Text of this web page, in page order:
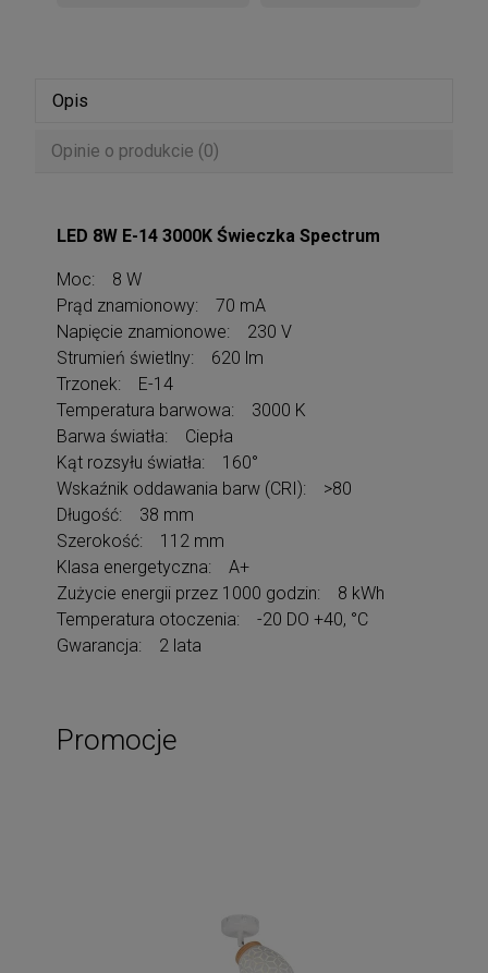
Opis
Opinie o produkcie (0)
LED 8W E-14 3000K Świeczka Spectrum
Moc: 8 W
Prąd znamionowy: 70 mA
Napięcie znamionowe: 230 V
Strumień świetlny: 620 lm
Trzonek: E-14
Temperatura barwowa: 3000 K
Barwa światła: Ciepła
Kąt rozsyłu światła: 160°
Wskaźnik oddawania barw (CRI): >80
Długość: 38 mm
Szerokość: 112 mm
Klasa energetyczna: A+
Zużycie energii przez 1000 godzin: 8 kWh
Temperatura otoczenia: -20 DO +40, °C
Gwarancja: 2 lata
Promocje